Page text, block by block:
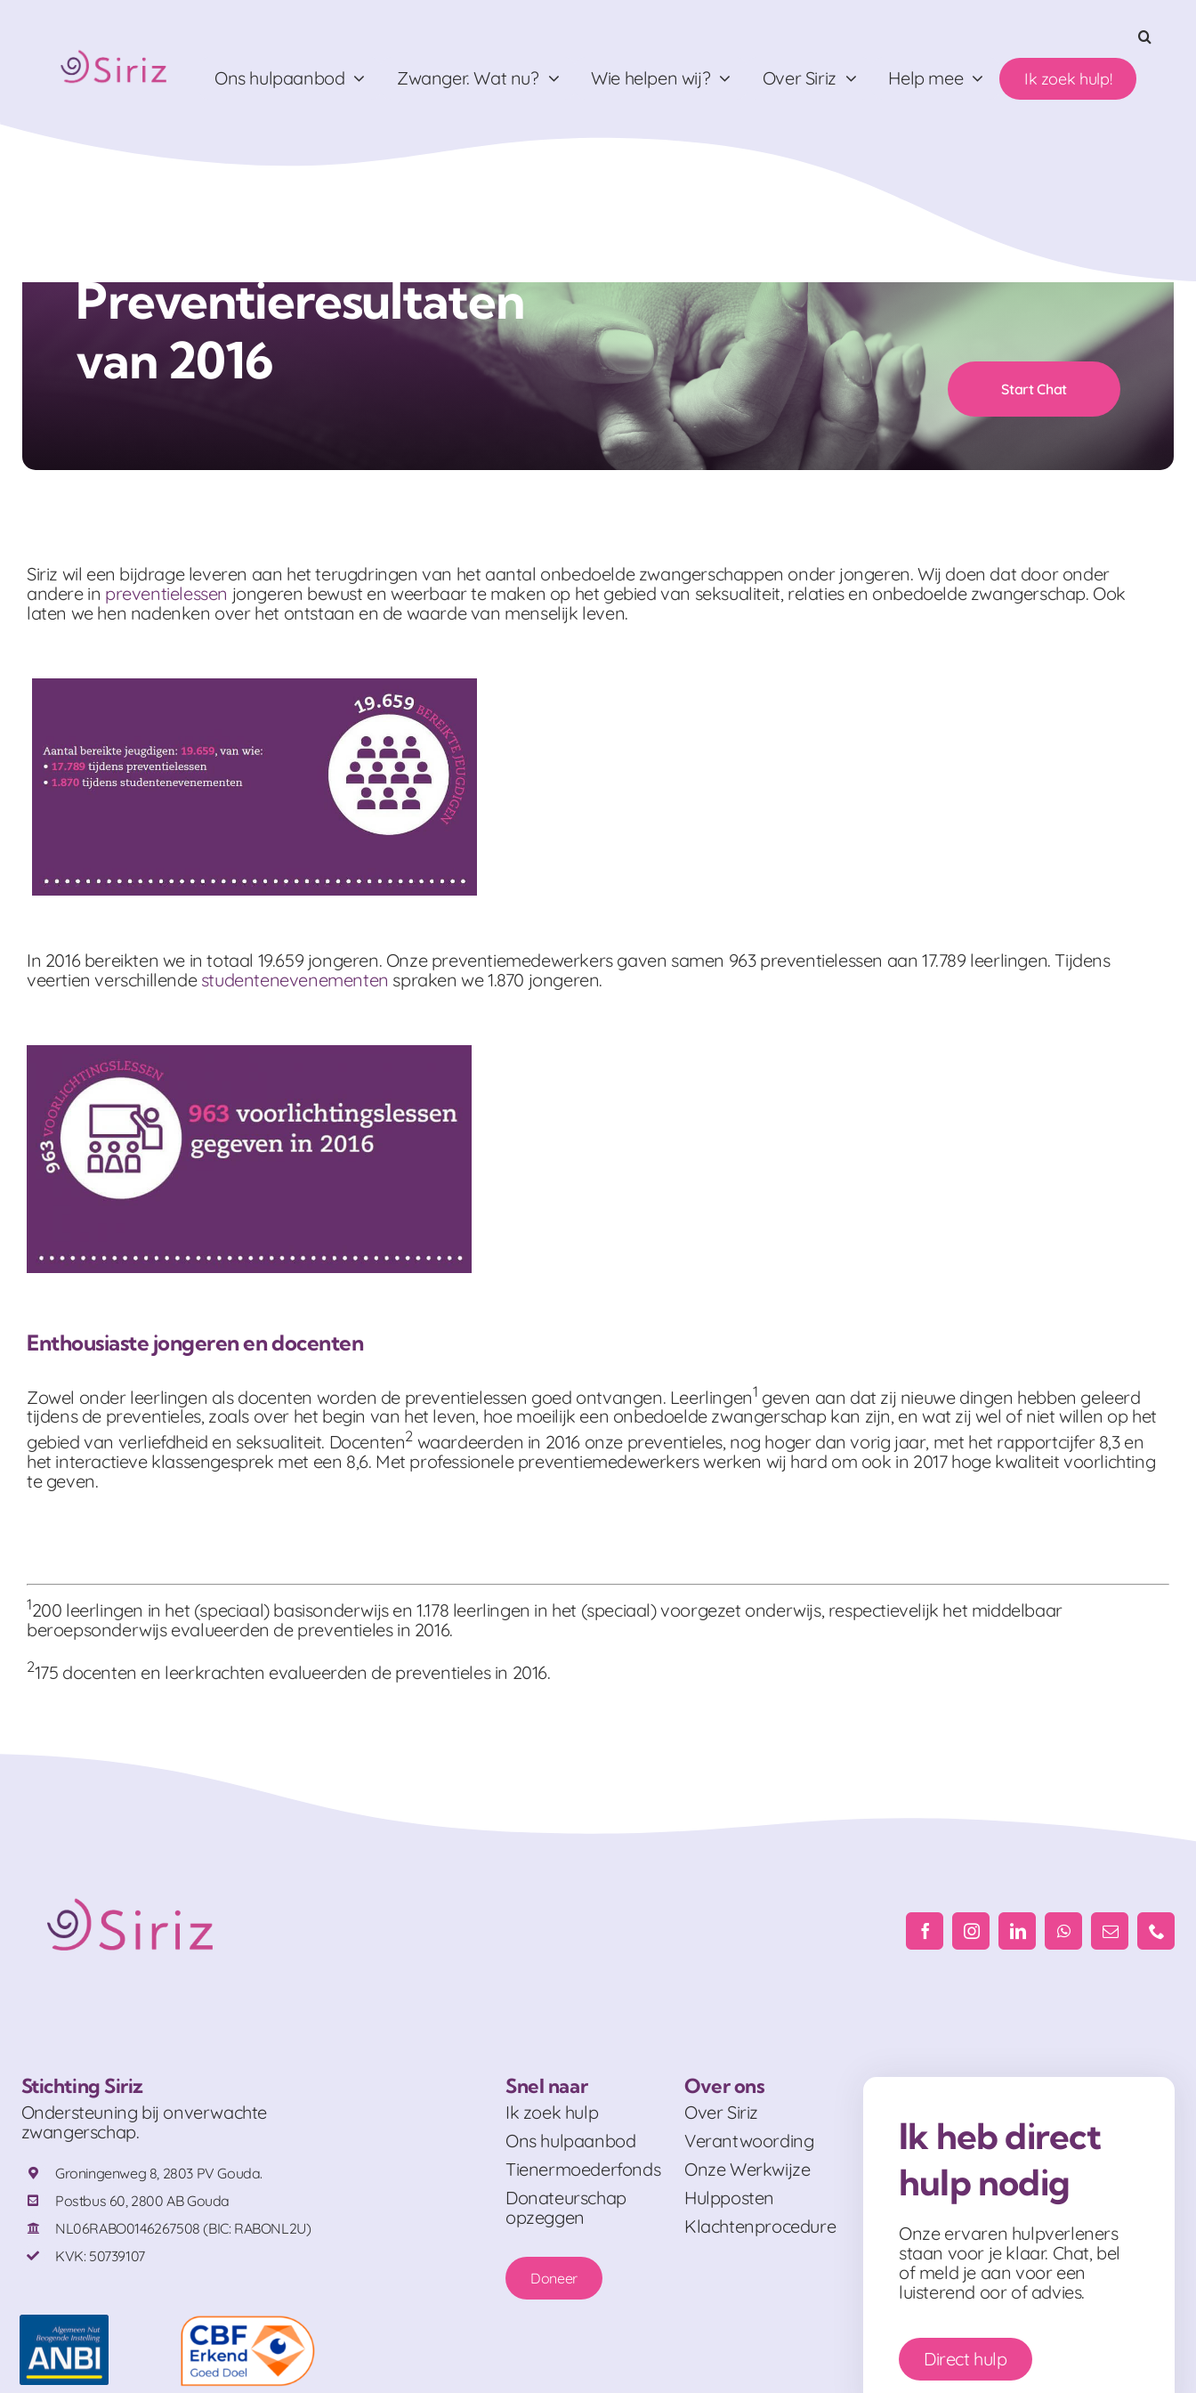
Ons hulpaanbod
Zwanger. Wat nu? Wie helpen wij? Over Siriz Help mee Ik zoek hulp!
Preventieresultaten
van 2016
Start Chat
Siriz wil een bijdrage leveren aan het terugdringen van het aantal onbedoelde zwangerschappen onder jongeren. Wij doen dat door onder
andere in preventielessen jongeren bewust en weerbaar te maken op het gebied van seksualiteit, relaties en onbedoelde zwangerschap. Ook
laten we hen nadenken over het ontstaan en de waarde van menselijk leven.
In 2016 bereikten we in totaal 19.659 jongeren. Onze preventiemedewerkers gaven samen 963 preventielessen aan 17.789 leerlingen. Tijdens
veertien verschillende studentenevenementen spraken we 1.870 jongeren.
Enthousiaste jongeren en docenten
Zowel onder leerlingen als docenten worden de preventielessen goed ontvangen. Leerlingen1 geven aan dat zij nieuwe dingen hebben geleerd
tijdens de preventieles, zoals over het begin van het leven, hoe moeilijk een onbedoelde zwangerschap kan zijn, en wat zij wel of niet willen op het
gebied van verliefdheid en seksualiteit. Docenten2 waardeerden in 2016 onze preventieles, nog hoger dan vorig jaar, met het rapportcijfer 8,3 en
het interactieve klassengesprek met een 8,6. Met professionele preventiemedewerkers werken wij hard om ook in 2017 hoge kwaliteit voorlichting
te geven.
1200 leerlingen in het (speciaal) basisonderwijs en 1.178 leerlingen in het (speciaal) voorgezet onderwijs, respectievelijk het middelbaar
beroepsonderwijs evalueerden de preventieles in 2016.
2175 docenten en leerkrachten evalueerden de preventieles in 2016.
Stichting Siriz
Ondersteuning bij onverwachte
zwangerschap.
Groningenweg 8, 2803 PV Gouda.
Postbus 60, 2800 AB Gouda
NL06RABO0146267508 (BIC: RABONL2U)
KVK: 50739107
Snel naar
Ik zoek hulp
Ons hulpaanbod
Tienermoederfonds
Donateurschap
opzeggen
Doneer
Over ons
Over Siriz
Verantwoording
Onze Werkwijze
Hulpposten
Klachtenprocedure
Ik heb direct
hulp nodig
Onze ervaren hulpverleners
staan voor je klaar. Chat, bel
of meld je aan voor een
luisterend oor of advies.
Direct hulp